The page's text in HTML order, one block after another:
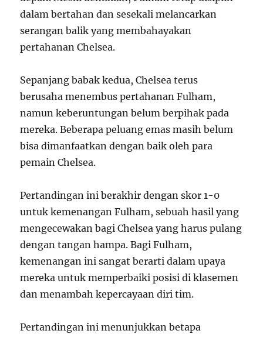
dalam bertahan dan sesekali melancarkan
serangan balik yang membahayakan
pertahanan Chelsea.
Sepanjang babak kedua, Chelsea terus
berusaha menembus pertahanan Fulham,
namun keberuntungan belum berpihak pada
mereka. Beberapa peluang emas masih belum
bisa dimanfaatkan dengan baik oleh para
pemain Chelsea.
Pertandingan ini berakhir dengan skor 1-0
untuk kemenangan Fulham, sebuah hasil yang
mengecewakan bagi Chelsea yang harus pulang
dengan tangan hampa. Bagi Fulham,
kemenangan ini sangat berarti dalam upaya
mereka untuk memperbaiki posisi di klasemen
dan menambah kepercayaan diri tim.
Pertandingan ini menunjukkan betapa